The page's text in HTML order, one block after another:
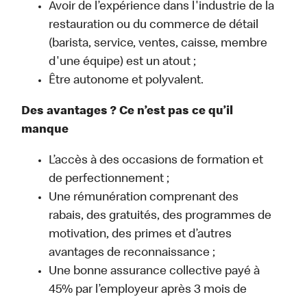
Avoir de l’expérience dans l'industrie de la
restauration ou du commerce de détail
(barista, service, ventes, caisse, membre
d'une équipe) est un atout ;
Être autonome et polyvalent.
Des avantages ? Ce n’est pas ce qu’il
manque
L’accès à des occasions de formation et
de perfectionnement ;
Une rémunération comprenant des
rabais, des gratuités, des programmes de
motivation, des primes et d’autres
avantages de reconnaissance ;
Une bonne assurance collective payé à
45% par l’employeur après 3 mois de